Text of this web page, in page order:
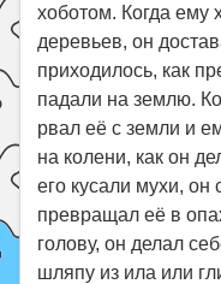
хоботом. Когда ему
деревьев, он
приходилось, как
падали на землю.
рвал её с земли и
на колени, как он
его кусали мухи, он
превращал её в
голову, он делал
шляпу из ила или